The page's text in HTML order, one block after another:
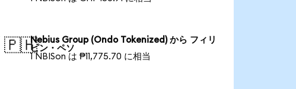
🇵🇭Nebius Group (Ondo Tokenized) から フィリ
ピン・ペソ
1 NBISon は ₱11,775.70 に相当